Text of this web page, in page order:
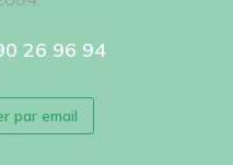
26 96 94
par email